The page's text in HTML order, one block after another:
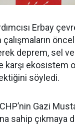
Erbay
deprem, sel
ekosistem
söyledi.
Gazi
sahip çıkmaya